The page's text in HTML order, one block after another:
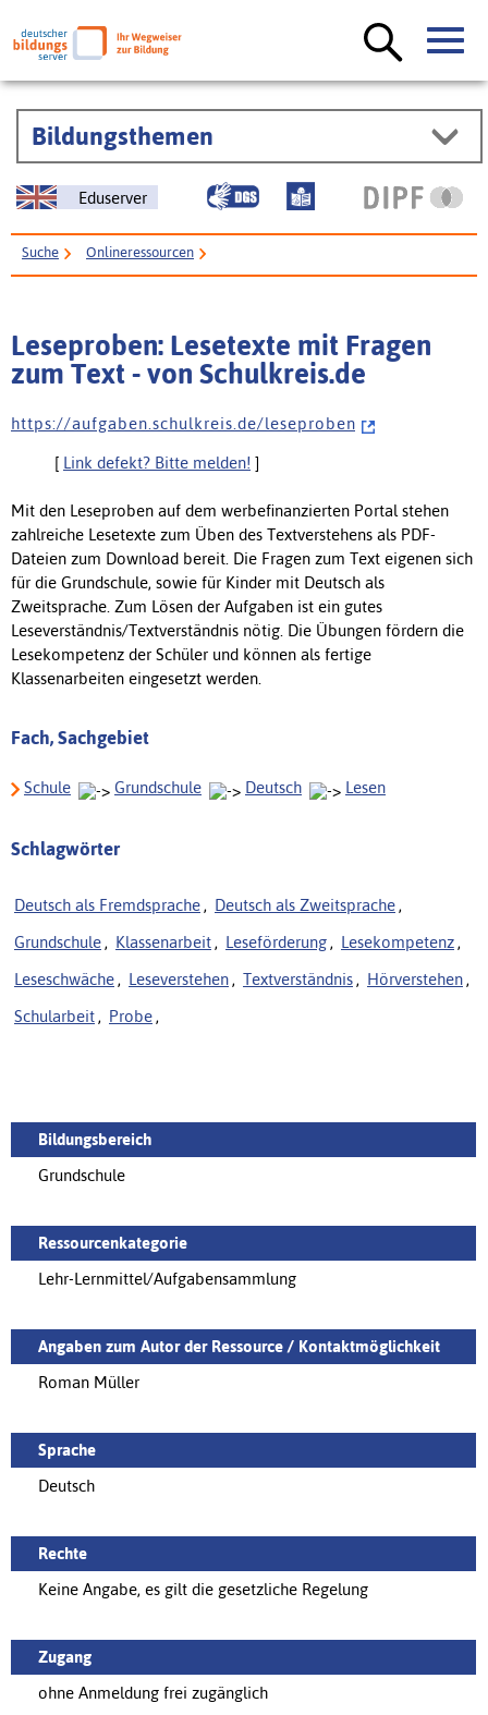
Bildungsthemen
Eduserver
Suche Onlineressourcen
Leseproben: Lesetexte mit Fragen
zum Text - von Schulkreis.de
h t t p s : / / a u f g a b e n . s c h u l k r e i s . d e / l e s e p r o b e n
[ Link defekt? Bitte melden! ]
Mit den Leseproben auf dem werbefinanzierten Portal stehen
zahlreiche Lesetexte zum Üben des Textverstehens als PDF-
Dateien zum Download bereit. Die Fragen zum Text eigenen sich
für die Grundschule, sowie für Kinder mit Deutsch als
Zweitsprache. Zum Lösen der Aufgaben ist ein gutes
Leseverständnis/Textverständnis nötig. Die Übungen fördern die
Lesekompetenz der Schüler und können als fertige
Klassenarbeiten eingesetzt werden.
Fach, Sachgebiet
Schule Grundschule Deutsch Lesen
Schlagwörter
Deutsch als Fremdsprache , Deutsch als Zweitsprache ,
Grundschule , Klassenarbeit , Leseförderung , Lesekompetenz ,
Leseschwäche , Leseverstehen , Textverständnis , Hörverstehen ,
Schularbeit , Probe ,
Bildungsbereich
Grundschule
Ressourcenkategorie
Lehr-Lernmittel/Aufgabensammlung
Angaben zum Autor der Ressource / Kontaktmöglichkeit
Roman Müller
Sprache
Deutsch
Rechte
Keine Angabe, es gilt die gesetzliche Regelung
Zugang
ohne Anmeldung frei zugänglich